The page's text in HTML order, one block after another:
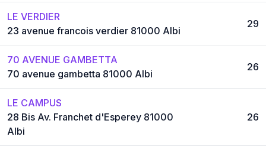
LE VERDIER
23 avenue francois verdier 81000 Albi
29
70 AVENUE GAMBETTA
70 avenue gambetta 81000 Albi
26
LE CAMPUS
28 Bis Av. Franchet d'Esperey 81000
Albi
26